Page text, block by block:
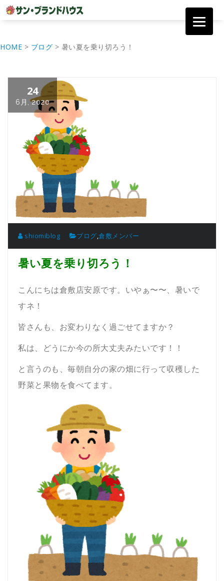
テ
HOME > ブログ > 暑い夏を乗り切ろう！
24
6月, 2020
shiomiblog ブログ,倉敷メンバー
暑い夏を乗り切ろう！
こんにちは倉敷店安原です。いやぁ〜〜、暑いで
すネ！
皆さんも、お変わりなく過ごせてますか？
私は、どうにか今の所大丈夫みたいです！！
と言うのも、毎朝自分の家の畑に行って収穫した
野菜と果物を食べてます。